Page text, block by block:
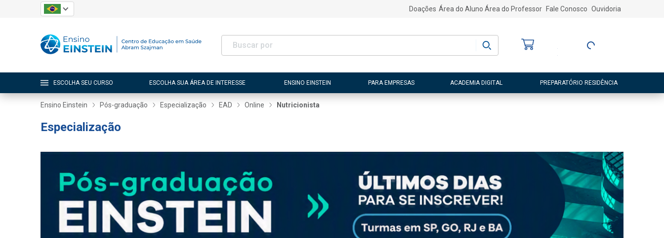
Doações Área do Aluno Área do Professor Fale Conosco Ouvidoria
Entre ou Cadastre-
ESCOLHA SEU CURSO ESCOLHA SUA ÁREA DE INTERESSE ENSINO EINSTEIN PARA EMPRESAS ACADEMIA DIGITAL PREPARATÓRIO RESIDÊNCIA
Ensino Einstein Pós-graduação Especialização EAD Online Nutricionista
Especialização